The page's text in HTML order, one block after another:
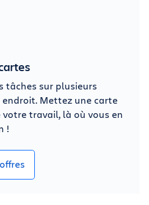
tâches sur plusieurs
Mettez une carte
travail, là où vous en
!